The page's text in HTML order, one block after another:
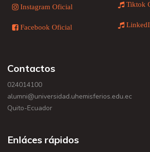
Instagram Oficial
Facebook Oficial
Tiktok
Contactos
024014100
alumni@universidad.uhemisferios.edu.ec
Quito-Ecuador
Enláces rápidos